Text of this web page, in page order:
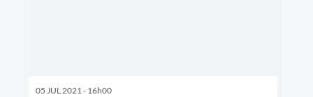
05 JUL 2021 - 16h00